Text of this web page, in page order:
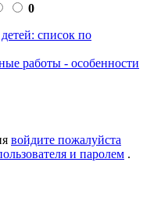
0
список по
работы - особенности
войдите пожалуйста
и паролем .